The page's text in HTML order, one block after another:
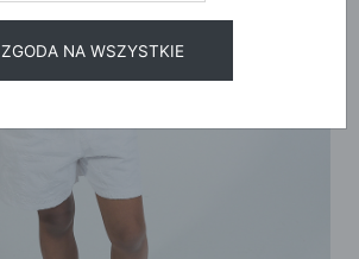
ZGODA NA WSZYSTKIE